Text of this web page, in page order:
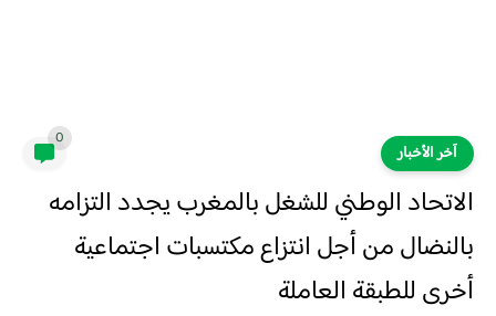
آخر الأخبار
0
الاتحاد الوطني للشغل بالمغرب يجدد التزامه
بالنضال من أجل انتزاع مكتسبات اجتماعية
أخرى للطبقة العاملة